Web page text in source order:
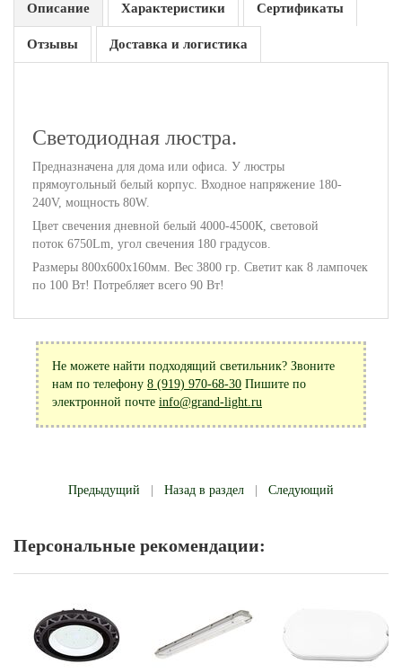
Описание Характеристики Сертификаты
Отзывы Доставка и логистика
Светодиодная люстра.
Предназначена для дома или офиса. У люстры
прямоугольный белый корпус. Входное напряжение 180-
240V, мощность 80W.
Цвет свечения дневной белый 4000-4500К, световой
поток 6750Lm, угол свечения 180 градусов.
Размеры 800х600x160мм. Вес 3800 гр. Светит как 8 лампочек
по 100 Вт! Потребляет всего 90 Вт!
Не можете найти подходящий светильник? Звоните
нам по телефону 8 (919) 970-68-30 Пишите по
электронной почте info@grand-light.ru
Предыдущий Назад в раздел Следующий
Персональные рекомендации: